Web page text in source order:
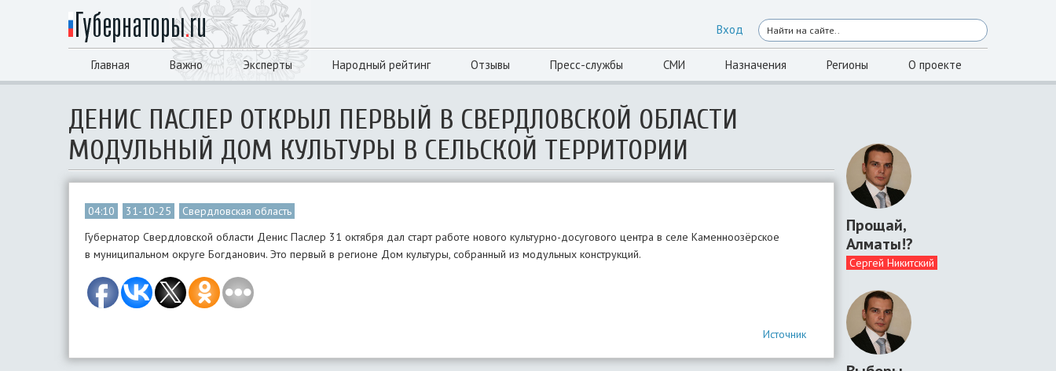
Вход
Главная Важно Эксперты Народный рейтинг Отзывы Пресс-службы СМИ Назначения Регионы О проекте
ДЕНИС ПАСЛЕР ОТКРЫЛ ПЕРВЫЙ В СВЕРДЛОВСКОЙ ОБЛАСТИ
МОДУЛЬНЫЙ ДОМ КУЛЬТУРЫ В СЕЛЬСКОЙ ТЕРРИТОРИИ
04:10 31-10-25
Свердловская область
Губернатор Свердловской области Денис Паслер 31 октября дал старт работе нового культурно-досугового центра в селе Каменноозёрское
в муниципальном округе Богданович. Это первый в регионе Дом культуры, собранный из модульных конструкций.
Источник
Прощай,
Алматы!?
Сергей Никитский